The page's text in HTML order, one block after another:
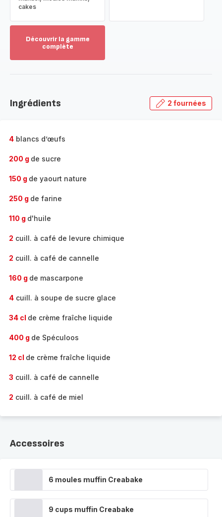
cakes
Découvrir la gamme
complète
gamme
Ingrédients 2 fournées
4 blancs d’œufs
200 g de sucre
150 g de yaourt nature
250 g de farine
110 g d'huile
2 cuill. à café de levure chimique
2 cuill. à café de cannelle
160 g de mascarpone
4 cuill. à soupe de sucre glace
34 cl de crème fraîche liquide
400 g de Spéculoos
12 cl de crème fraîche liquide
3 cuill. à café de cannelle
2 cuill. à café de miel
Accessoires
6 moules muffin Creabake
9 cups muffin Creabake